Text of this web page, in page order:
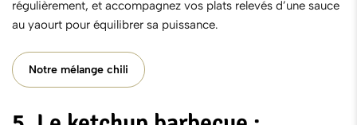
régulièrement, et accompagnez vos plats relevés d’une sauce
au yaourt pour équilibrer sa puissance.
Notre mélange chili